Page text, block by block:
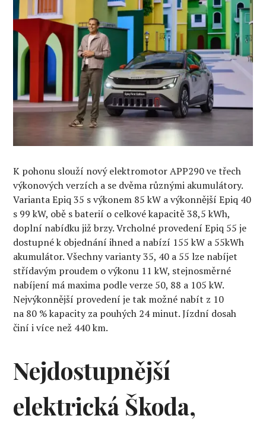
K pohonu slouží nový elektromotor APP290 ve třech
výkonových verzích a se dvěma různými akumulátory.
Varianta Epiq 35 s výkonem 85 kW a výkonnější Epiq 40
s 99 kW, obě s baterií o celkové kapacitě 38,5 kWh,
doplní nabídku již brzy. Vrcholné provedení Epiq 55 je
dostupné k objednání ihned a nabízí 155 kW a 55kWh
akumulátor. Všechny varianty 35, 40 a 55 lze nabíjet
střídavým proudem o výkonu 11 kW, stejnosměrné
nabíjení má maxima podle verze 50, 88 a 105 kW.
Nejvýkonnější provedení je tak možné nabít z 10
na 80 % kapacity za pouhých 24 minut. Jízdní dosah
činí i více než 440 km.
Nejdostupnější
elektrická Škoda,